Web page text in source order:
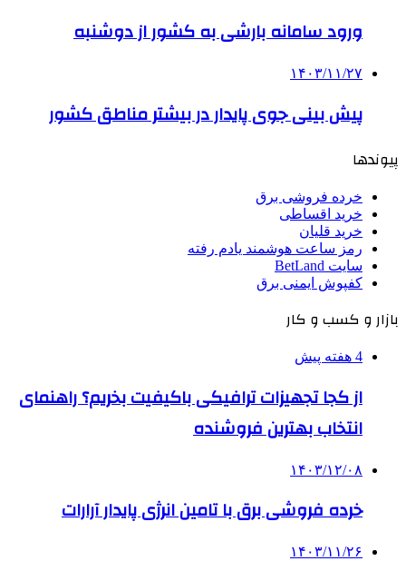
ورود سامانه بارشی به کشور از دوشنبه
۱۴۰۳/۱۱/۲۷
­پیش بینی جوی پایدار در بیشتر مناطق کشور
پیوندها
خرده فروشی برق
خرید اقساطی
خرید قلیان
رمز ساعت هوشمند یادم رفته
سایت BetLand
کفپوش ایمنی برق
بازار و کسب و کار
4 هفته پیش
از کجا تجهیزات ترافیکی باکیفیت بخریم؟ راهنمای
انتخاب بهترین فروشنده
۱۴۰۳/۱۲/۰۸
خرده فروشی برق با تامین انرژی پایدار آرارات
۱۴۰۳/۱۱/۲۶